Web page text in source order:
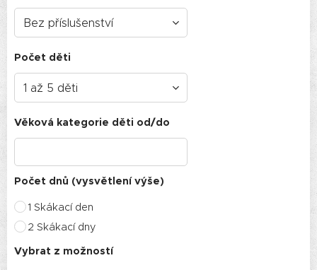
Počet děti
Věková kategorie děti od/do
Počet dnů (vysvětlení výše)
1 Skákací den
2 Skákací dny
Vybrat z možností